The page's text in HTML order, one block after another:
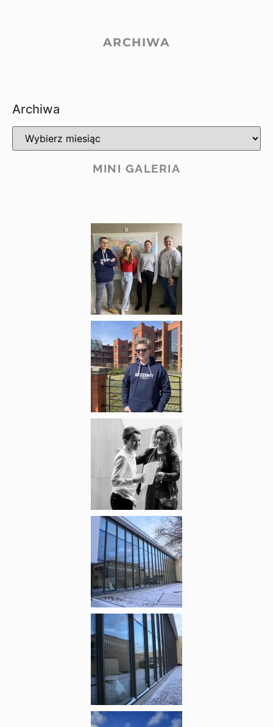
ARCHIWA
Archiwa
MINI GALERIA